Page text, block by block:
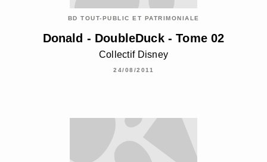
BD TOUT-PUBLIC ET PATRIMONIALE
Donald - DoubleDuck - Tome 02
Collectif Disney
24/08/2011